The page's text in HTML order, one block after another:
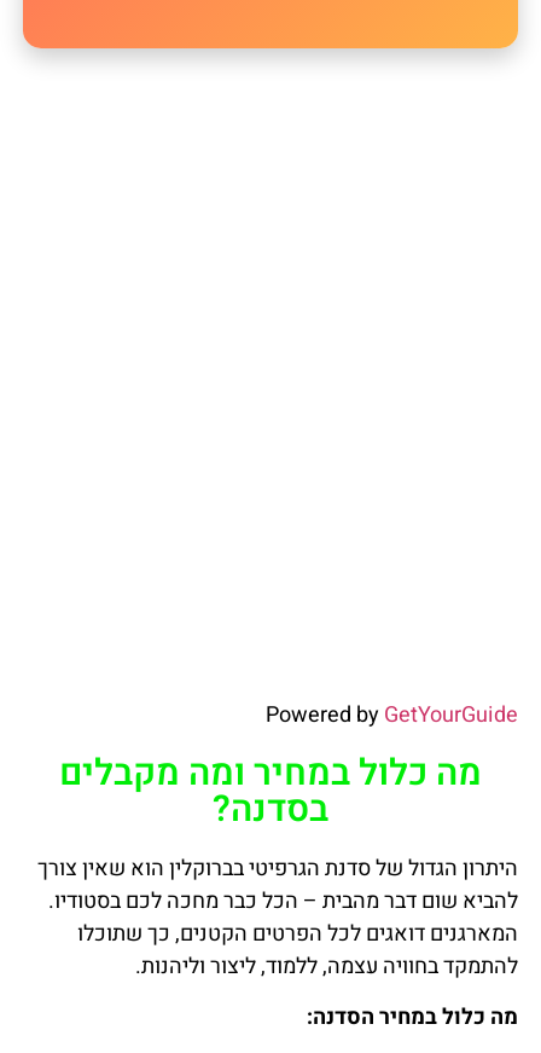
Powered byGetYourGuide
מה כלול במחיר ומה מקבלים
בסדנה?
היתרון הגדול של סדנת הגרפיטי בברוקלין הוא שאין צורך
להביא שום דבר מהבית – הכל כבר מחכה לכם בסטודיו.
המארגנים דואגים לכל הפרטים הקטנים, כך שתוכלו
להתמקד בחוויה עצמה, ללמוד, ליצור וליהנות.
מה כלול במחיר הסדנה: